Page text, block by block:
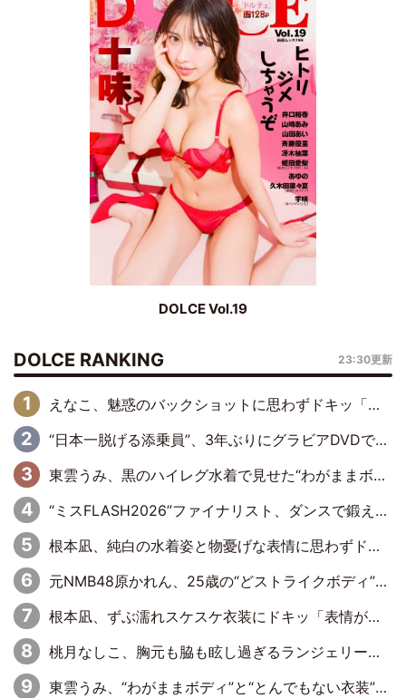
DOLCE Vol.19
DOLCE RANKING 23:30更新
えなこ、魅惑のバックショットに思わずドキッ「世界最高レベルの美しさ」「クールビューティーで良き」「ポーズも表情も完璧」
“日本一脱げる添乗員”、3年ぶりにグラビアDVDで復活 31歳の艶やかな表情がさえわたる
東雲うみ、黒のハイレグ水着で見せた“わがままボディ”がたまらない「うみちゃんカワイイ」「全てがステキな女神さま」「魅力的です」
“ミスFLASH2026”ファイナリスト、ダンスで鍛え上げた健康的な美ボディー披露
根本凪、純白の水着姿と物憂げな表情に思わずドキドキ…「ステキなお写真」「透明感がスゴい」
元NMB48原かれん、25歳の“どストライクボディ”をバリで解禁 169cmモデル体形で挑む初の本格グラビア
根本凪、ずぶ濡れスケスケ衣装にドキッ「表情が良過ぎる」「ねもちゃんの眼差しにドキドキが止まらない」
桃月なしこ、胸元も脇も眩し過ぎるランジェリー＆ビキニ姿を披露「なしこたそ最強」「セクシーでゴージャスで大きなボリューム」
東雲うみ、“わがままボディ”と“とんでもない衣装”で誘惑「パーフェクトなスタイル」「くびれがステキ」「やみつきになるボディ」